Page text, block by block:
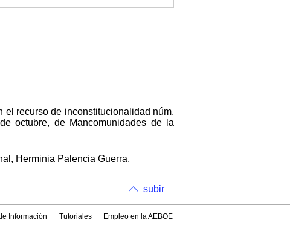
el recurso de inconstitucionalidad núm.
octubre, de Mancomunidades de la
Herminia Palencia Guerra.
subir
Información Tutoriales Empleo en la AEBOE